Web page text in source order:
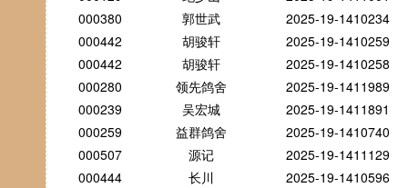
000380
郭世武
2025-19-1410234
000442
胡骏轩
2025-19-1410259
000442
胡骏轩
2025-19-1410258
000280
领先鸽舍
2025-19-1411989
000239
吴宏城
2025-19-1411891
000259
益群鸽舍
2025-19-1410740
000507
源记
2025-19-1411129
000444
长川 2025-19-1410596